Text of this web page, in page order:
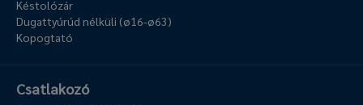
Késtolózár
Dugattyúrúd nélküli (ø16-ø63)
Kopogtató
Csatlakozó